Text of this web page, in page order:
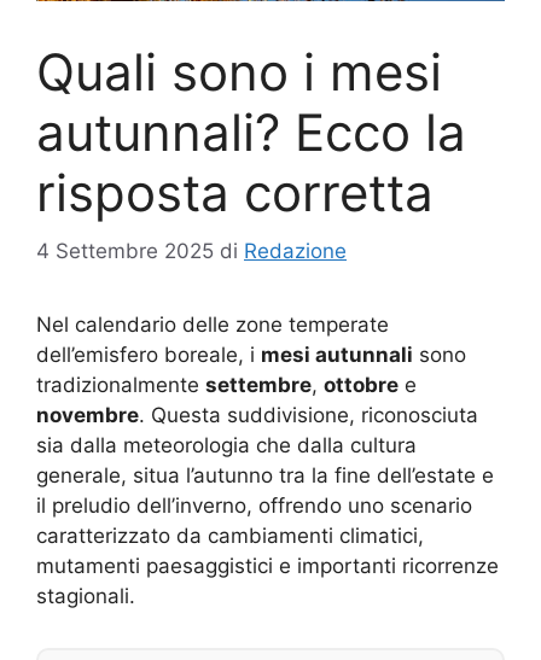
Quali sono i mesi
autunnali? Ecco la
risposta corretta
4 Settembre 2025 di Redazione
Nel calendario delle zone temperate
dell’emisfero boreale, i mesi autunnali sono
tradizionalmente settembre, ottobre e
novembre. Questa suddivisione, riconosciuta
sia dalla meteorologia che dalla cultura
generale, situa l’autunno tra la fine dell’estate e
il preludio dell’inverno, offrendo uno scenario
caratterizzato da cambiamenti climatici,
mutamenti paesaggistici e importanti ricorrenze
stagionali.